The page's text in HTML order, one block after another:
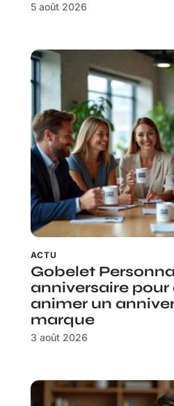
5 août 2026
ACTU
Gobelet
anniversaire pour
animer un
marque
3 août 2026